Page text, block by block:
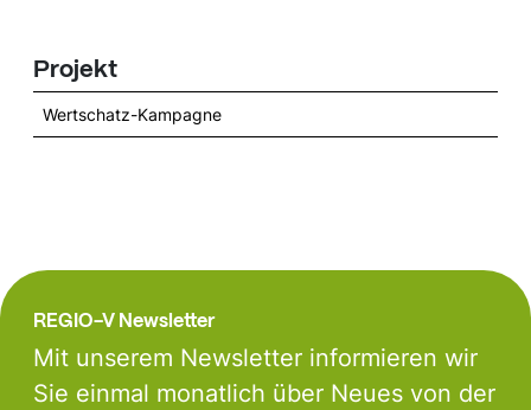
Projekt
Wertschatz-Kampagne
REGIO-V Newsletter
Mit unserem Newsletter informieren wir
Sie einmal monatlich über Neues von der